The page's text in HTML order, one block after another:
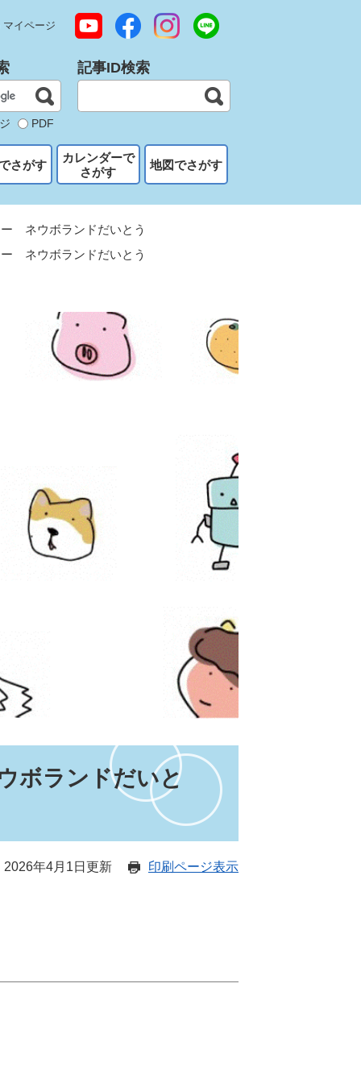
マイページ
PDF
記事ID検索
さがす
カレンダーで
さがす
地図でさがす
ネウボランドだいとう
ネウボランドだいとう
ボランドだいと
2026年4月1日更新 印刷ページ表示